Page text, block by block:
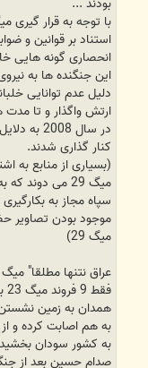
استناد بر قوانین و
انحصاری گونه هایی
این جنگنده ها به
دلیل عدم توانایی
ارتش واگذار و تا مدت
در سال
کنار گذاری شدند.
(بسیاری از منابع به
موجود بودن تصاویر
میگ 29)
به کشور سودان